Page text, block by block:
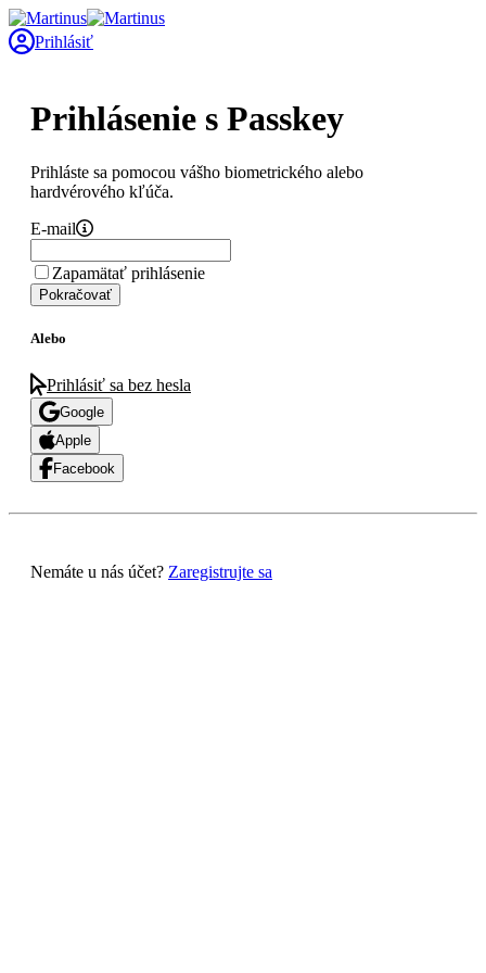
Prihlásiť
Prihlásenie s Passkey
Prihláste sa pomocou vášho biometrického alebo
hardvérového kľúča.
E-mail
Zapamätať prihlásenie
Pokračovať
Alebo
Prihlásiť sa bez hesla
Google
Apple
Facebook
Nemáte u nás účet? Zaregistrujte sa